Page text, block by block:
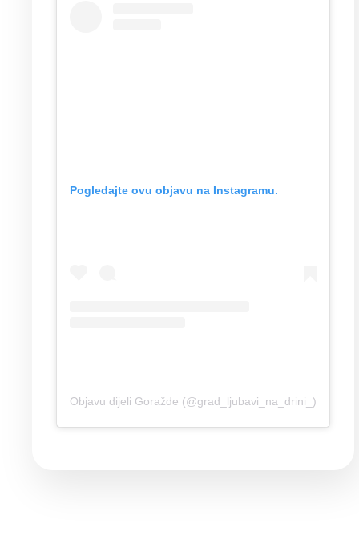
Pogledajte ovu objavu na Instagramu.
Objavu dijeli Goražde (@grad_ljubavi_na_drini_)